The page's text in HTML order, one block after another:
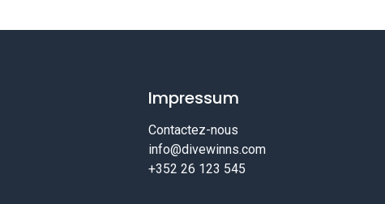
Impressum
Contactez-nous
info@divewinns.com
+352 26 123 545